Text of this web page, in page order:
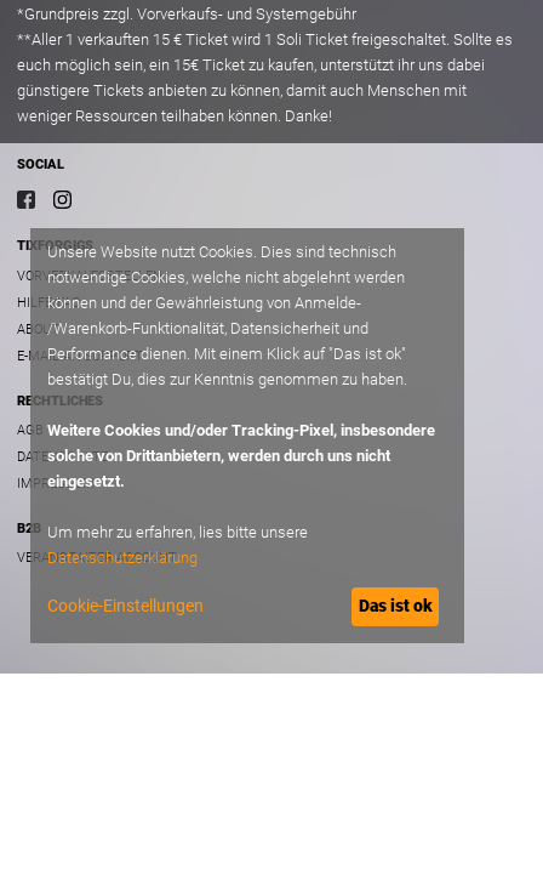
*Grundpreis zzgl. Vorverkaufs- und Systemgebühr
**Aller 1 verkauften 15 € Ticket wird 1 Soli Ticket freigeschaltet. Sollte es
euch möglich sein, ein 15€ Ticket zu kaufen, unterstützt ihr uns dabei
günstigere Tickets anbieten zu können, damit auch Menschen mit
weniger Ressourcen teilhaben können. Danke!
SOCIAL
TIXFORGIGS
VORVERKAUFSSTELLEN
HILFE/FAQ
ABOUT
E-MAIL AN SUPPORT
RECHTLICHES
AGB
DATENSCHUTZ
IMPRESSUM
B2B
VERANSTALTER ACCOUNT
Unsere Website nutzt Cookies. Dies sind technisch
notwendige Cookies, welche nicht abgelehnt werden
können und der Gewährleistung von Anmelde-
/Warenkorb-Funktionalität, Datensicherheit und
Performance dienen. Mit einem Klick auf "Das ist ok"
bestätigt Du, dies zur Kenntnis genommen zu haben.
Weitere Cookies und/oder Tracking-Pixel, insbesondere
solche von Drittanbietern, werden durch uns nicht
eingesetzt.
Um mehr zu erfahren, lies bitte unsere
Datenschutzerklärung
Cookie-Einstellungen Das ist ok